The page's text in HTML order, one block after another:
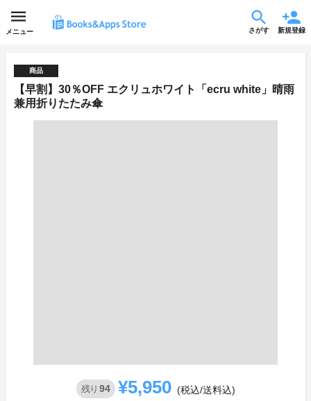
メニュー さがす 新規登録
商品
【早割】30％OFF エクリュホワイト「ecru white」晴雨
兼用折りたたみ傘
残り 94 ¥5,950 (税込/送料込)